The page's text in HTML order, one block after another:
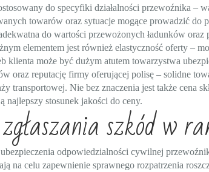
do specyfiki działalności przewoźnika –
towarów oraz sytuacje mogące prowadzić do
do wartości przewożonych ładunków
elementem jest również elastyczność oferty –
może być dużym atutem towarzystwa
oraz reputację firmy oferującej polisę – solidne
transportowej. Nie bez znaczenia jest także cena
stosunek jakości do ceny.
szkód w
odpowiedzialności cywilnej
na celu zapewnienie sprawnego rozpatrzenia